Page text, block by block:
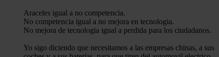
Araceles igual a no competencia.
No competencia igual a no mejora en tecnologia.
No mejora de tecnologia igual a perdida para los ciudadanos.
Yo sigo diciendo que necesitamos a las empresas chinas, a sus